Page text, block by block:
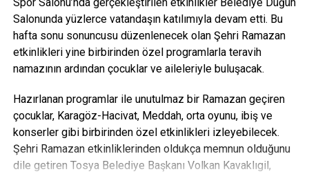
Salonunda yüzlerce vatandaşın katılımıyla devam etti. Bu
hafta sonu sonuncusu düzenlenecek olan Şehri Ramazan
etkinlikleri yine birbirinden özel programlarla teravih
namazının ardından çocuklar ve aileleriyle buluşacak.
Hazırlanan programlar ile unutulmaz bir Ramazan geçiren
çocuklar, Karagöz-Hacivat, Meddah, orta oyunu, ibiş ve
konserler gibi birbirinden özel etkinlikleri izleyebilecek.
Şehri Ramazan etkinliklerinden oldukça memnun olduğunu
dile getiren Tosya Belediye Başkanı Volkan Kavaklıgil,